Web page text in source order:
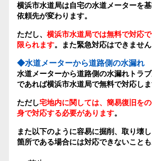
横浜市水道局は自宅の水道メーターを
依頼先が変わります。
ただし、 横浜市水道局では無料で対応
限られます。また緊急対応はできません
◆水道メーターから道路側の水漏れ
水道メーターから道路側の水漏れトラ
であれば横浜市水道局で無料で対応しま
ただし宅地内に関しては、簡易復旧を
身で対応する必要があります。
また以下のように容易に掘削、取り壊
箇所である場合には対応できないことも